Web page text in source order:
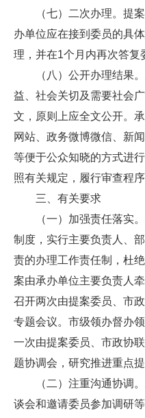
（七）二次办理。提
办单位应在接到委员的具
理，并在1个月内再次答复
（八）公开办理结果
益、社会关切及需要社会
文，原则上应全文公开。
网站、政务微博微信、新
等便于公众知晓的方式进
照有关规定，履行审查程序
三、有关要求
（一）加强责任落实
制度，实行主要负责人、
责的办理工作责任制，杜
案由承办单位主要负责人
召开两次由提案委员、市
专题会议。市级领办督办
一次由提案委员、市政协
题协调会，研究推进重点提
（二）注重沟通协调
谈会和邀请委员参加调研